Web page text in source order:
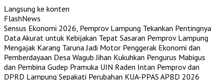
Langsung ke konten
FlashNews
Sensus Ekonomi 2026, Pemprov Lampung Tekankan Pentingnya
Data Akurat untuk Kebijakan Tepat Sasaran Pemprov Lampung
Mengajak Karang Taruna Jadi Motor Penggerak Ekonomi dan
Pemberdayaan Desa Wagub Jihan Kukuhkan Pengurus Mabigus
dan Pembina Gudep Pramuka UIN Raden Intan Pemprov dan
DPRD Lampung Sepakati Perubahan KUA-PPAS APBD 2026